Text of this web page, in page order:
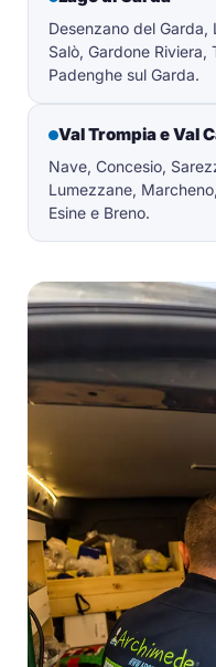
Desenzano del Garda,
Salò, Gardone
Padenghe sul Garda.
Val Trompia e Val
Nave, Concesio,
Lumezzane,
Esine e Breno.